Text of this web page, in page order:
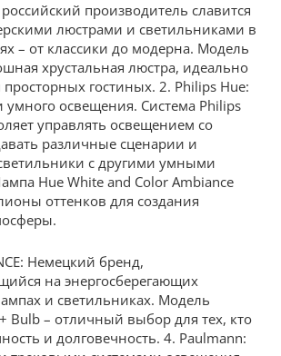
производитель славится
люстрами и светильниками в
– от классики до модерна. Модель
хрустальная люстра, идеально
гостиных. 2. Philips Hue:
умного освещения. Система Philips
управлять освещением со
различные сценарии и
с другими умными
Hue White and Color Ambiance
оттенков для создания
Немецкий бренд,
на энергосберегающих
и светильниках. Модель
Bulb – отличный выбор для тех, кто
и долговечность. 4. Paulmann: